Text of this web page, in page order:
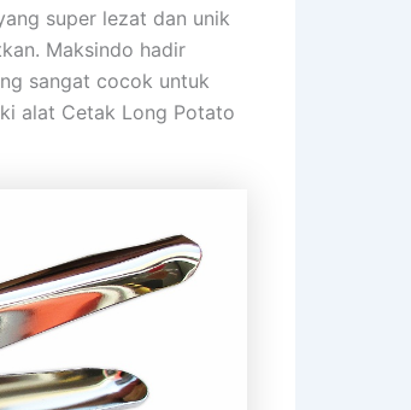
super lezat dan unik
Maksindo hadir
sangat cocok untuk
alat Cetak Long Potato